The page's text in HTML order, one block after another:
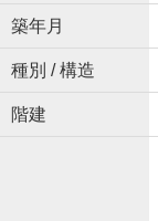
築年月
種別 / 構造
階建